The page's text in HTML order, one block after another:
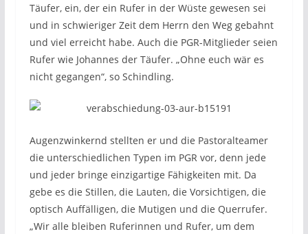
Täufer, ein, der ein Rufer in der Wüste gewesen sei
und in schwieriger Zeit dem Herrn den Weg gebahnt
und viel erreicht habe. Auch die PGR-Mitglieder seien
Rufer wie Johannes der Täufer. „Ohne euch wär es
nicht gegangen“, so Schindling.
Augenzwinkernd stellten er und die Pastoralteamer
die unterschiedlichen Typen im PGR vor, denn jede
und jeder bringe einzigartige Fähigkeiten mit. Da
gebe es die Stillen, die Lauten, die Vorsichtigen, die
optisch Auffälligen, die Mutigen und die Querrufer.
„Wir alle bleiben Ruferinnen und Rufer, um dem